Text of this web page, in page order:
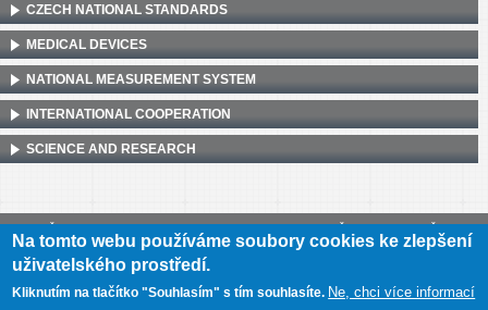
CZECH NATIONAL STANDARDS
MEDICAL DEVICES
NATIONAL MEASUREMENT SYSTEM
INTERNATIONAL COOPERATION
SCIENCE AND RESEARCH
CZ00177016
Mapa webu Prohlášení o přístupnosti
Na tomto webu používáme soubory cookies ke zlepšení
uživatelského prostředí.
Kliknutím na tlačítko "Souhlasím" s tím souhlasíte. Ne, chci více informací